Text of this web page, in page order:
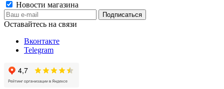
Новости магазина
Оставайтесь на связи
Вконтакте
Telegram